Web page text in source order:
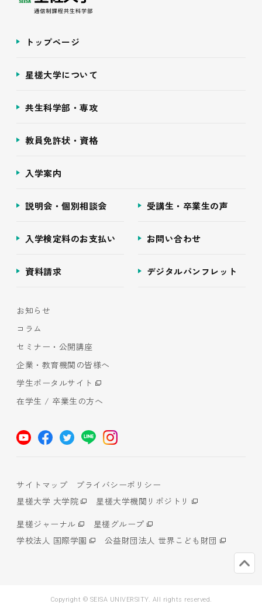
トップページ
星槎大学について
共生科学部・専攻
教員免許状・資格
入学案内
説明会・個別相談会 受講生・卒業生の声
入学検定料のお支払い お問い合わせ
資料請求 デジタルパンフレット
お知らせ
コラム
セミナー・公開講座
企業・教育機関の皆様へ
学生ポータルサイト
在学生 / 卒業生の方へ
サイトマップ
プライバシーポリシー
星槎大学 大学院
星槎大学機関リポジトリ
星槎ジャーナル
星槎グループ
学校法人 国際学園
公益財団法人 世界こども財団
Copyright © SEISA UNIVERSITY. All rights reserved.